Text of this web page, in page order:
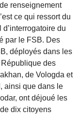
renseignement
ce qui ressort du
d’interrogatoire du
par le FSB. Des
déployés dans les
des
de Vologda et
ainsi que dans le
ont déjoué les
dix citoyens